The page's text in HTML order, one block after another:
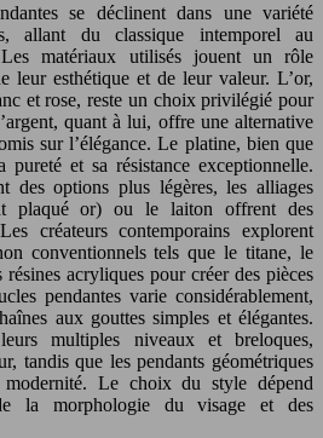
se déclinent dans une variété
allant du classique intemporel au
Les matériaux utilisés jouent un rôle
leur esthétique et de leur valeur. L’or,
et rose, reste un choix privilégié pour
quant à lui, offre une alternative
sur l’élégance. Le platine, bien que
et sa résistance exceptionnelle.
des options plus légères, les alliages
plaqué or) ou le laiton offrent des
créateurs contemporains explorent
conventionnels tels que le titane, le
acryliques pour créer des pièces
pendantes varie considérablement,
aux gouttes simples et élégantes.
multiples niveaux et breloques,
tandis que les pendants géométriques
modernité. Le choix du style dépend
la morphologie du visage et des